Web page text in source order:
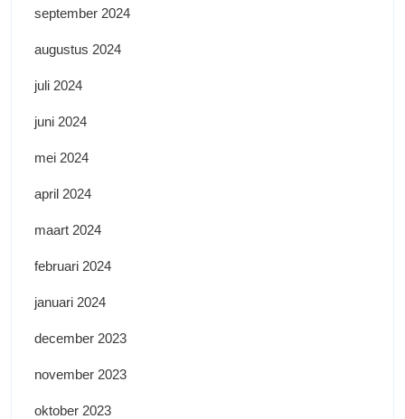
september 2024
augustus 2024
juli 2024
juni 2024
mei 2024
april 2024
maart 2024
februari 2024
januari 2024
december 2023
november 2023
oktober 2023